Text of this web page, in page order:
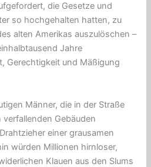
die Gesetze und
so hochgehalten hatten, zu
alten Amerikas auszulöschen –
Jahre
Gerechtigkeit und Mäßigung
Männer, die in der Straße
Gebäuden
einer grausamen
würden Millionen hirnloser,
Klauen aus den Slums